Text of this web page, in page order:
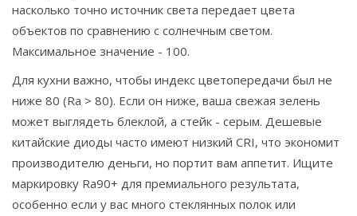
насколько точно источник света передает цвета
объектов по сравнению с солнечным светом.
Максимальное значение - 100.
Для кухни важно, чтобы индекс цветопередачи был не
ниже 80 (Ra > 80). Если он ниже, ваша свежая зелень
может выглядеть блеклой, а стейк - серым. Дешевые
китайские диоды часто имеют низкий CRI, что экономит
производителю деньги, но портит вам аппетит. Ищите
маркировку Ra90+ для премиального результата,
особенно если у вас много стеклянных полок или